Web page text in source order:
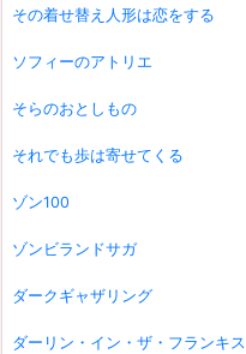
その着せ替え人形は恋をする
ソフィーのアトリエ
そらのおとしもの
それでも歩は寄せてくる
ゾン100
ゾンビランドサガ
ダークギャザリング
ダーリン・イン・ザ・フランキス